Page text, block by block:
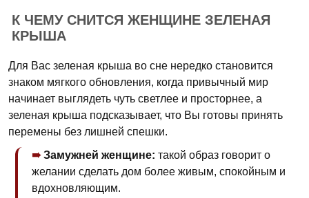
К ЧЕМУ СНИТСЯ ЖЕНЩИНЕ ЗЕЛЕНАЯ
КРЫША
Для Вас зеленая крыша во сне нередко становится
знаком мягкого обновления, когда привычный мир
начинает выглядеть чуть светлее и просторнее, а
зеленая крыша подсказывает, что Вы готовы принять
перемены без лишней спешки.
Замужней женщине: такой образ говорит о
желании сделать дом более живым, спокойным и
вдохновляющим.